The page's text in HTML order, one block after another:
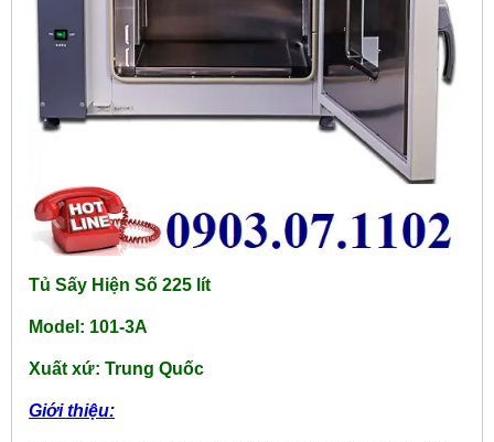
Tủ Sấy Hiện Số 225 lít
Model: 101-3A
Xuất xứ: Trung Quốc
Giới thiệu: